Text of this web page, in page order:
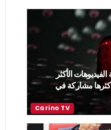
الأكثر
مشاركة في